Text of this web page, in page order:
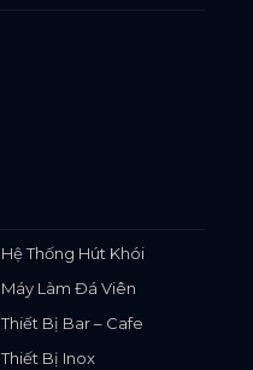
Hệ Thống Hút Khói
Máy Làm Đá Viên
Thiết Bị Bar – Cafe
Thiết Bị Inox